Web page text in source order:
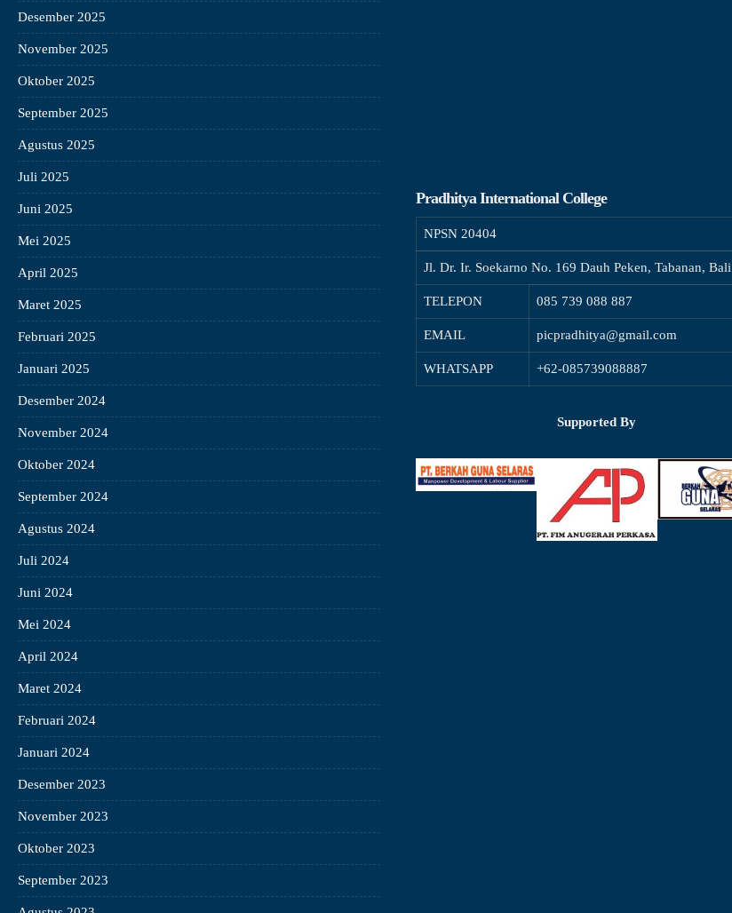
Desember 2025
November 2025
Oktober 2025
September 2025
Agustus 2025
Juli 2025
Juni 2025
Mei 2025
April 2025
Maret 2025
Februari 2025
Januari 2025
Desember 2024
November 2024
Oktober 2024
September 2024
Agustus 2024
Juli 2024
Juni 2024
Mei 2024
April 2024
Maret 2024
Februari 2024
Januari 2024
Desember 2023
November 2023
Oktober 2023
September 2023
Pradhitya International College
NPSN 20404
Jl. Dr. Ir. Soekarno No. 169 Dauh Peken, Tabanan, Bali
TELEPON 085 739 088 887
EMAIL picpradhitya@gmail.com
WHATSAPP +62-085739088887
Supported By